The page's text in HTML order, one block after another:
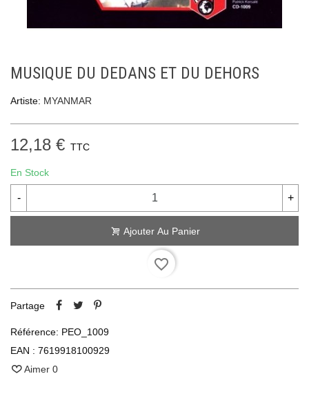
MUSIQUE DU DEDANS ET DU DEHORS
Artiste: MYANMAR
12,18 € TTC
En Stock
- +
Ajouter Au Panier
favorite_border
Partage
Référence: PEO_1009
EAN : 7619918100929
Aimer 0